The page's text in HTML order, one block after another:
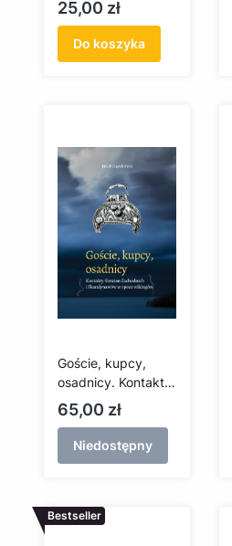
Cena
25,00 zł
Do koszyka
Goście, kupcy,
osadnicy. Kontakty
Słowian
Zachodnich i
Skandynawów w
epoce wikingów
Cena
65,00 zł
Niedostępny
Bestseller